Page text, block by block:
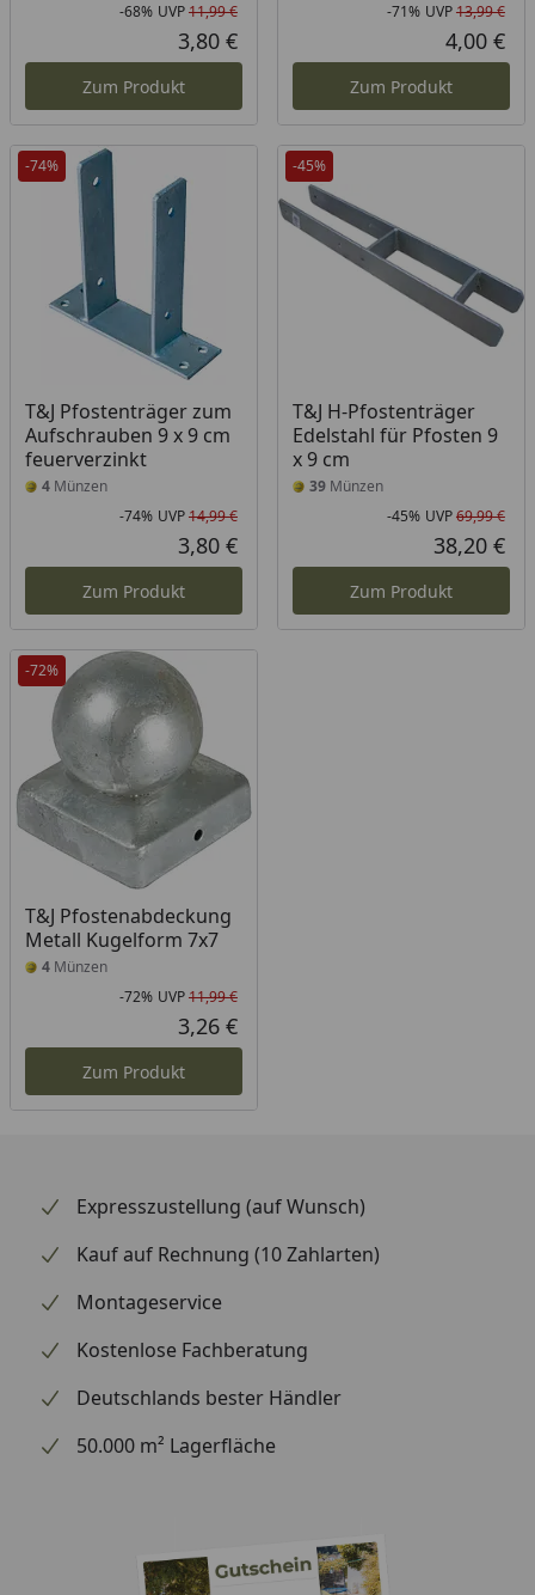
Rabatt in Prozent
-68%
Ursprünglicher Preis
UVP11,99 €
Aktueller Preis
3,80 €
Zum Produkt
-71% UVP13,99 €
4,00 €
Zum Produkt
-74%
T&J Pfostenträger zum
Aufschrauben 9 x 9 cm
feuerverzinkt
4 Münzen
Rabatt in Prozent
-74%
Ursprünglicher Preis
UVP14,99 €
Aktueller Preis
3,80 €
Zum Produkt
-45%
T&J H-Pfostenträger
Edelstahl für Pfosten 9
x 9 cm
39Münzen
-45% UVP69,99 €
38,20 €
Zum Produkt
-72%
T&J Pfostenabdeckung
Metall Kugelform 7x7
4 Münzen
Rabatt in Prozent
-72%
Ursprünglicher Preis
UVP11,99 €
Aktueller Preis
3,26 €
Zum Produkt
Expresszustellung (auf Wunsch)
Kauf auf Rechnung (10 Zahlarten)
Montageservice
Kostenlose Fachberatung
Deutschlands bester Händler
50.000 m² Lagerfläche